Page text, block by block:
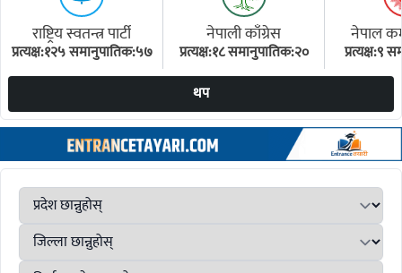
राष्ट्रिय स्वतन्त्र पार्टी
प्रत्यक्ष:१२५ समानुपातिक:५७
नेपाली काँग्रेस
प्रत्यक्ष:१८ समानुपातिक:२०
नेपाल
प्रत्यक्ष:९
थप